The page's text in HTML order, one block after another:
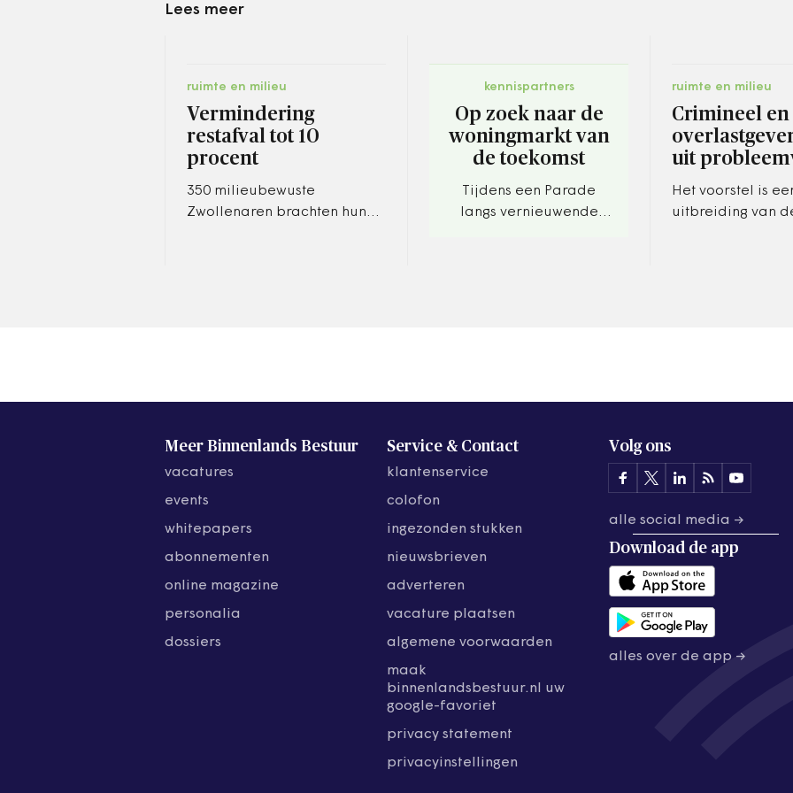
Lees meer
ruimte en milieu
Vermindering
restafval tot 10
procent
350 milieubewuste
Zwollenaren brachten hun
kennispartners
Op zoek naar de
woningmarkt van
de toekomst
Tijdens een Parade
langs vernieuwende
ruimte en milieu
Crimineel en
uit
Het voorstel is
uitbreiding van
Meer Binnenlands Bestuur
vacatures
events
whitepapers
abonnementen
online magazine
personalia
dossiers
Service & Contact
klantenservice
colofon
ingezonden stukken
nieuwsbrieven
adverteren
vacature plaatsen
algemene voorwaarden
maak
binnenlandsbestuur.nl uw
google-favoriet
privacy statement
privacyinstellingen
Volg ons
alle social media →
Download de app
alles over de app →